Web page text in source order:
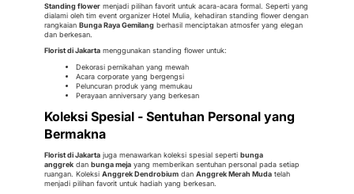
Standing flower menjadi pilihan favorit untuk acara-acara formal. Seperti yang
dialami oleh tim event organizer Hotel Mulia, kehadiran standing flower dengan
rangkaian Bunga Raya Gemilang berhasil menciptakan atmosfer yang elegan
dan berkesan.
Florist di Jakarta menggunakan standing flower untuk:
Dekorasi pernikahan yang mewah
Acara corporate yang bergengsi
Peluncuran produk yang memukau
Perayaan anniversary yang berkesan
Koleksi Spesial - Sentuhan Personal yang
Bermakna
Florist di Jakarta juga menawarkan koleksi spesial seperti bunga
anggrek dan bunga meja yang memberikan sentuhan personal pada setiap
ruangan. Koleksi Anggrek Dendrobium dan Anggrek Merah Muda telah
menjadi pilihan favorit untuk hadiah yang berkesan.